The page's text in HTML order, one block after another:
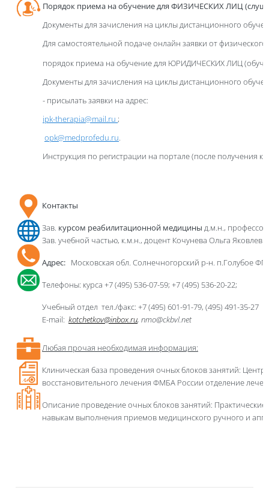
Порядок приема на обучение для ФИЗИЧЕСКИХ ЛИЦ
Документы для зачисления на циклы дистанционного
Для самостоятельной подаче онлайн заявки от
порядок приема на обучение для ЮРИДИЧЕСКИХ ЛИЦ
Документы для зачисления на циклы дистанционного
- присылать заявки на адрес:
ipk-therapia@mail.ru ;
opk@medprofedu.ru.
Инструкция по регистрации на портале(после получения
Контакты
Зав. курсом реабилитационной медицины д.м.н.,
Зав. учебной частью, к.м.н., доцент Кочунева Ольга
Адрес: Московская обл. Солнечногорский р-н. п.Голубое
Телефоны: курса +7 (495) 536-07-59; +7 (495) 536-20-22;
Учебный отдел тел./факс: +7 (495) 601-91-79, (495) 491-35-27
E-mail: kotchetkov@inbox.ru, nmo@ckbvl.net
Любая прочая необходимая информация:
Клиническая база проведения очных блоков занятий:
восстановительного лечения ФМБА России отделение
Описание проведение очных блоков занятий: Практические
навыкам выполнения приемов медицинского ручного и